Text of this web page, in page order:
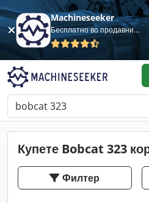
Machineseeker
Бесплатно во продавница
Купете Bobcat 323
Филтер